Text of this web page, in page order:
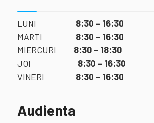
LUNI 8:30 – 16:30
MARTI 8:30 – 16:30
MIERCURI 8:30 – 18:30
JOI 8:30 – 16:30
VINERI 8:30 – 16:30
Audienta